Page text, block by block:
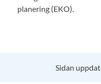
planering (EKO).
Sidan